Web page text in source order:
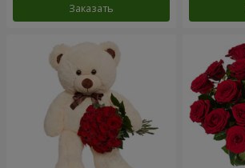
Заказать